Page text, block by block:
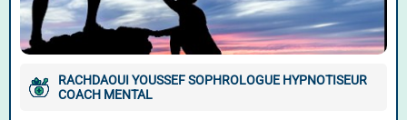
RACHDAOUI YOUSSEF SOPHROLOGUE HYPNOTISEUR
COACH MENTAL